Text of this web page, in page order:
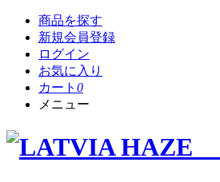
商品を探す
新規会員登録
ログイン
お気に入り
カート 0
メニュー